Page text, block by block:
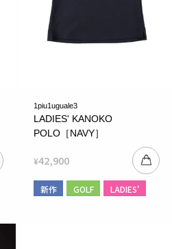
1piu1uguale3
LADIES' KANOKO
POLO［NAVY］
¥42,900
新作 GOLF LADIES'